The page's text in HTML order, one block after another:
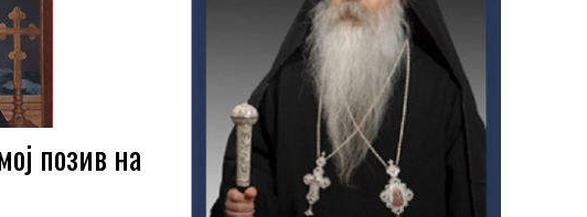
позив на